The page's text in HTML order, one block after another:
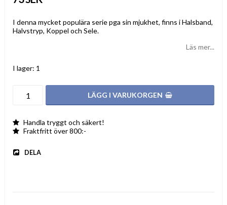
I denna mycket populära serie pga sin mjukhet, finns i Halsband,
Halvstryp, Koppel och Sele.
Läs mer...
I lager: 1
LÄGG I VARUKORGEN
Handla tryggt och säkert!
Fraktfritt över 800:-
DELA